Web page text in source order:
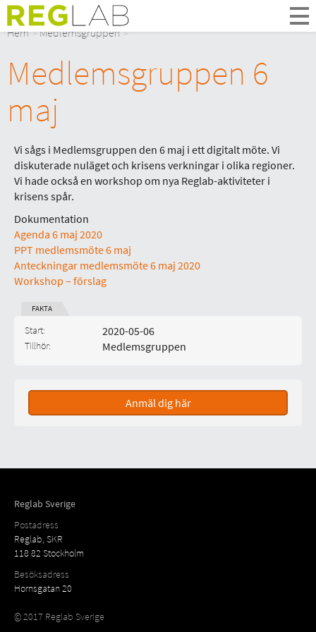
Om Oss
Om Reglab
Medlemmar och partner
Hem Medlemsgruppen
Medlemsgruppen 6
maj
Vi sågs i Medlemsgruppen den 6 maj i ett digitalt möte. Vi
diskuterade nuläget och krisens verkningar i olika regioner.
Vi hade också en workshop om nya Reglab-aktiviteter i
krisens spår.
Dokumentation
Agenda 6 maj 2020
PPT medlemsmöte 6 maj
Anteckningar medlemsmöte 6 maj 2020
Workshop – förslag
FAKTA
Start: 2020-05-06
Tillhör: Medlemsgruppen
Anmäl dig här
Reglab Sverige
Postadress
Reglab, SKR
118 82 Stockholm
Besöksadress
Hornsgatan 20
© 2017 Reglab Sverige